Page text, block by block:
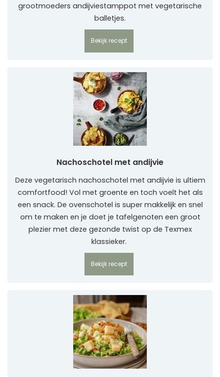
grootmoeders andijviestamppot met vegetarische
balletjes.
Bekijk recept
Nachoschotel met andijvie
Deze vegetarisch nachoschotel met andijvie is ultiem
comfortfood! Vol met groente en toch voelt het als
een snack. De ovenschotel is super makkelijk en snel
om te maken en je doet je tafelgenoten een groot
plezier met deze gezonde twist op de Texmex
klassieker.
Bekijk recept